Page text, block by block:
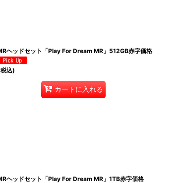
ヘッドセット「Play For Dream MR」512GB赤字価格
込)
カートに入れる
ヘッドセット「Play For Dream MR」1TB赤字価格